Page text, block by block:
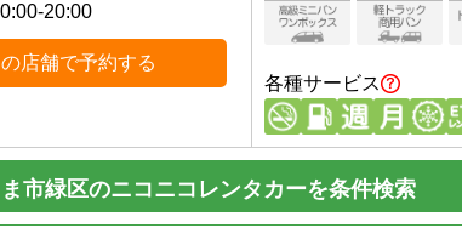
20:00
店舗で予約する
各種サービス
市緑区のニコニコレンタカーを条件検索